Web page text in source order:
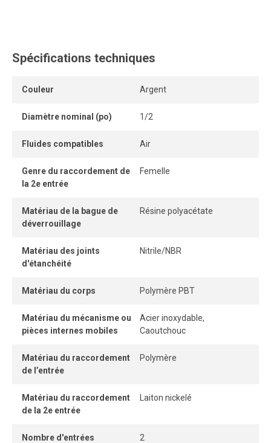
Ce raccord rapide en polymère est réutilisable et résiste
conservant un ancrage solide et une étanchéité durable.
même dans les espaces restreints.
La bague de dégagement facilite le retrait du tube sans
instantanées et sécuritaires.
Spécifications techniques
Couleur Argent
Diamètre nominal (po) 1/2
Fluides compatibles Air
Genre du raccordement de
la 2e entrée
Femelle
Matériau de la bague de
déverrouillage
Résine polyacétate
Matériau des joints
d'étanchéité
Nitrile/NBR
Matériau du corps Polymère PBT
Matériau du mécanisme ou
pièces internes mobiles
Acier inoxydable,
Caoutchouc
Matériau du raccordement
de l’entrée
Polymère
Matériau du raccordement
de la 2e entrée
Laiton nickelé
Nombre d'entrées 2